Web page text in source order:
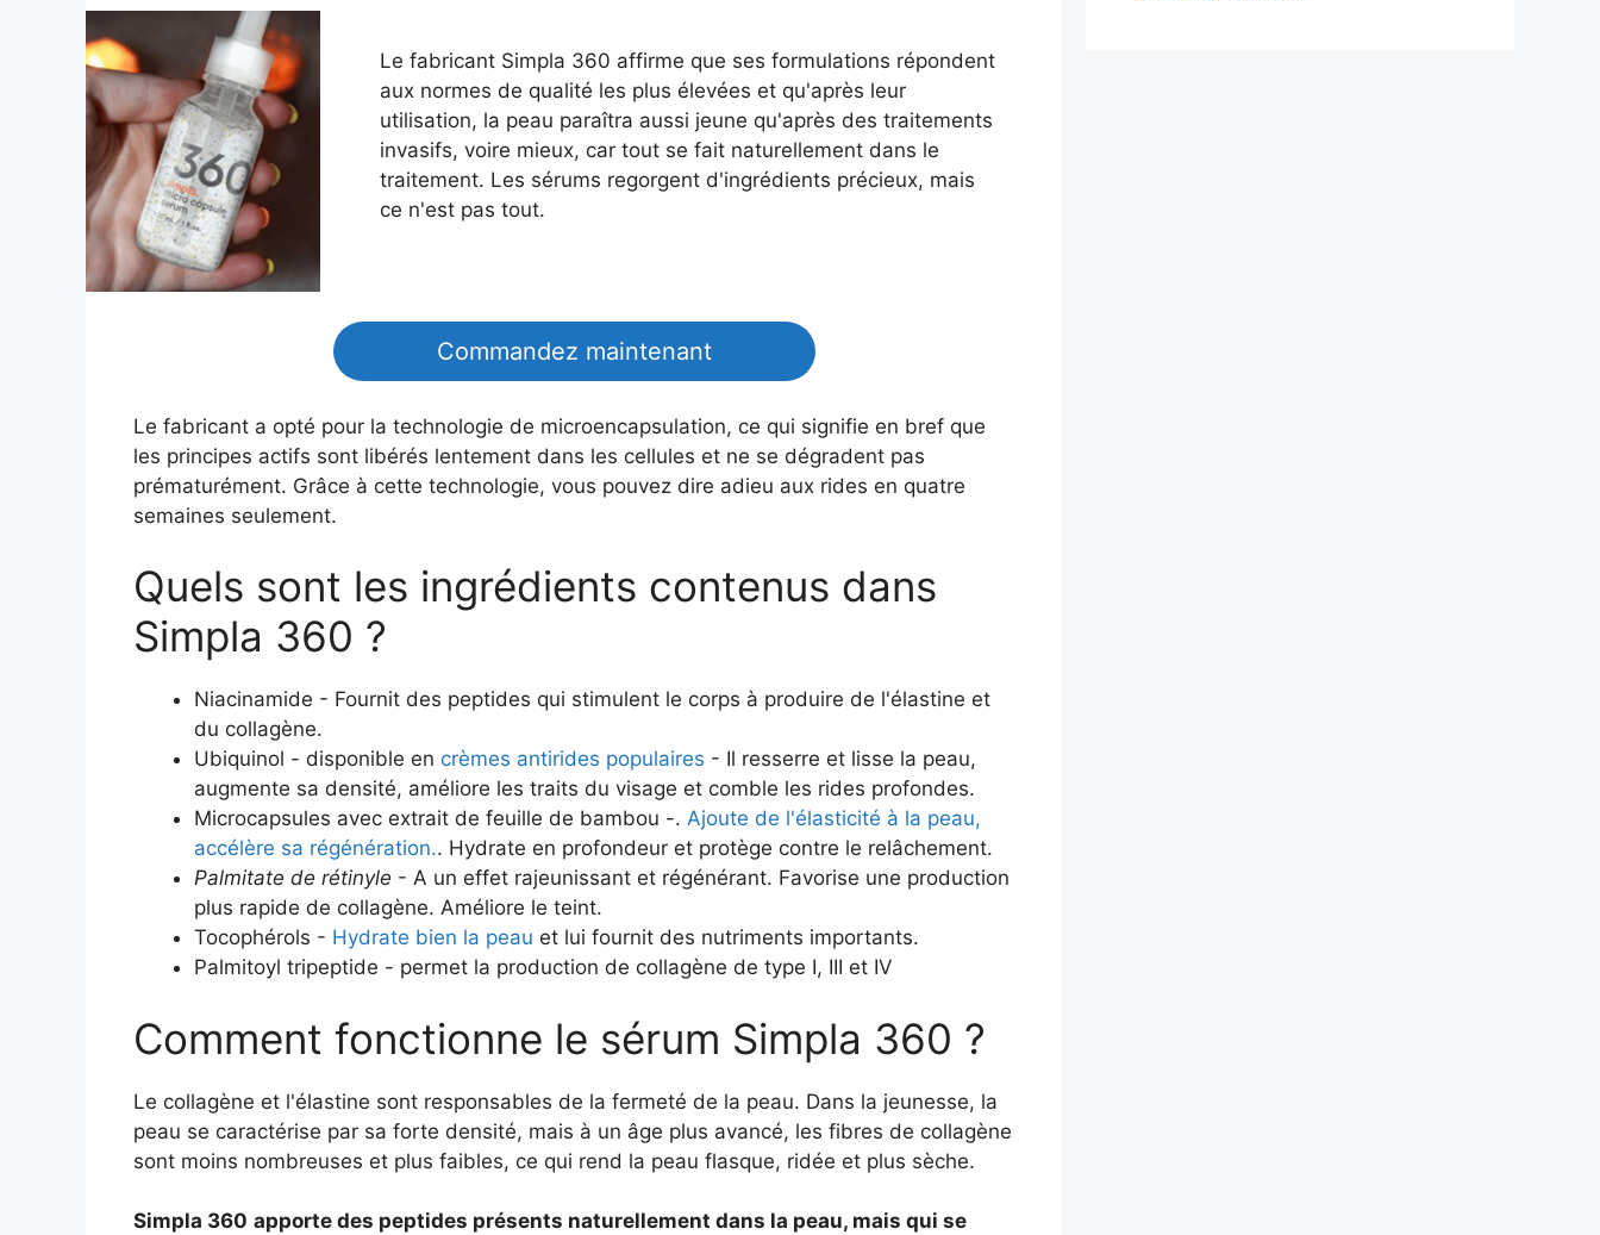
Le fabricant Simpla 360 affirme que ses formulations répondent
aux normes de qualité les plus élevées et qu'après leur
utilisation, la peau paraîtra aussi jeune qu'après des traitements
invasifs, voire mieux, car tout se fait naturellement dans le
traitement. Les sérums regorgent d'ingrédients précieux, mais
ce n'est pas tout.
Commandez maintenant
Le fabricant a opté pour la technologie de microencapsulation, ce qui signifie en bref que
les principes actifs sont libérés lentement dans les cellules et ne se dégradent pas
prématurément. Grâce à cette technologie, vous pouvez dire adieu aux rides en quatre
semaines seulement.
Quels sont les ingrédients contenus dans
Simpla 360 ?
Niacinamide - Fournit des peptides qui stimulent le corps à produire de l'élastine et
du collagène.
Ubiquinol - disponible en crèmes antirides populaires - Il resserre et lisse la peau,
augmente sa densité, améliore les traits du visage et comble les rides profondes.
Microcapsules avec extrait de feuille de bambou -. Ajoute de l'élasticité à la peau,
accélère sa régénération.. Hydrate en profondeur et protège contre le relâchement.
Palmitate de rétinyle - A un effet rajeunissant et régénérant. Favorise une production
plus rapide de collagène. Améliore le teint.
Tocophérols - Hydrate bien la peau et lui fournit des nutriments importants.
Palmitoyl tripeptide - permet la production de collagène de type I, III et IV
Comment fonctionne le sérum Simpla 360 ?
Le collagène et l'élastine sont responsables de la fermeté de la peau. Dans la jeunesse, la
peau se caractérise par sa forte densité, mais à un âge plus avancé, les fibres de collagène
sont moins nombreuses et plus faibles, ce qui rend la peau flasque, ridée et plus sèche.
Simpla 360 apporte des peptides présents naturellement dans la peau, mais qui se